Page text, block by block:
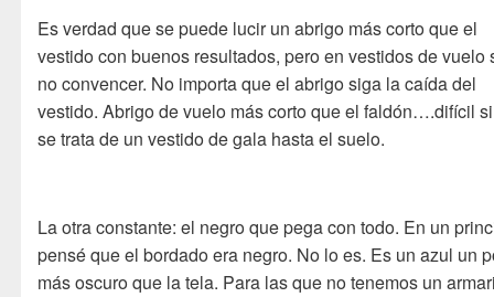
Es verdad que se puede lucir un abrigo más corto que el
vestido con buenos resultados, pero en vestidos de vuelo
no convencer. No importa que el abrigo siga la caída del
vestido. Abrigo de vuelo más corto que el faldón….difícil
se trata de un vestido de gala hasta el suelo.
La otra constante: el negro que pega con todo. En un
pensé que el bordado era negro. No lo es. Es un azul un
más oscuro que la tela. Para las que no tenemos un